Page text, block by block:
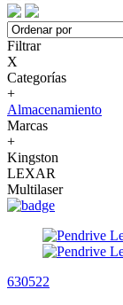
Filtrar
X
Categorías
+
Almacenamiento
Marcas
+
Kingston
LEXAR
Multilaser
630522